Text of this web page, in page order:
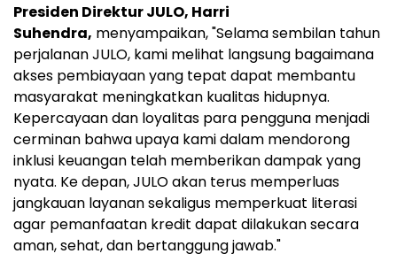
Presiden Direktur JULO, Harri
Suhendra, menyampaikan, "Selama sembilan tahun
perjalanan JULO, kami melihat langsung bagaimana
akses pembiayaan yang tepat dapat membantu
masyarakat meningkatkan kualitas hidupnya.
Kepercayaan dan loyalitas para pengguna menjadi
cerminan bahwa upaya kami dalam mendorong
inklusi keuangan telah memberikan dampak yang
nyata. Ke depan, JULO akan terus memperluas
jangkauan layanan sekaligus memperkuat literasi
agar pemanfaatan kredit dapat dilakukan secara
aman, sehat, dan bertanggung jawab."